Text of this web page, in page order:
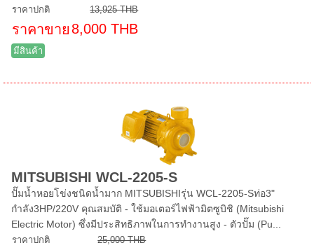
ราคาปกติ 13,925 THB
ราคาขาย 8,000 THB
มีสินค้า
MITSUBISHI WCL-2205-S
ปั๊มน้ำหอยโข่งชนิดน้ำมาก MITSUBISHIรุ่น WCL-2205-Sท่อ3"
กำลัง3HP/220V คุณสมบัติ - ใช้มอเตอร์ไฟฟ้ามิตซูบิชิ (Mitsubishi
Electric Motor) ซึ่งมีประสิทธิภาพในการทำงานสูง - ตัวปั๊ม (Pu...
ราคาปกติ 25,000 THB